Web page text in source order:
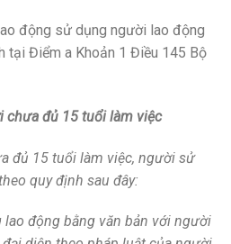
động sử dụng người lao động
tại Điểm a Khoản 1 Điều 145 Bộ
chưa đủ 15 tuổi làm việc
đủ 15 tuổi làm việc, người sử
quy định sau đây:
lao động bằng văn bản với người